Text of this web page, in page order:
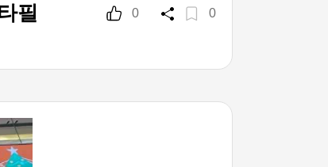
필
0 0